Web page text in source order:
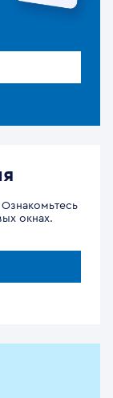
окнах.